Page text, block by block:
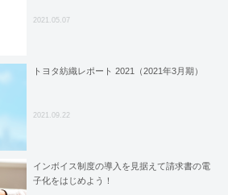
2021.05.07
トヨタ紡織レポート 2021（2021年3月期）
2021.09.22
インボイス制度の導入を見据えて請求書の電
子化をはじめよう！